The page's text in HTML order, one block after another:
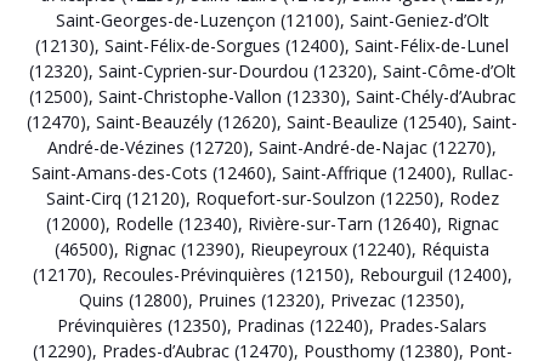
Saint-Georges-de-Luzençon (12100), Saint-Geniez-d’Olt
(12130), Saint-Félix-de-Sorgues (12400), Saint-Félix-de-Lunel
(12320), Saint-Cyprien-sur-Dourdou (12320), Saint-Côme-d’Olt
(12500), Saint-Christophe-Vallon (12330), Saint-Chély-d’Aubrac
(12470), Saint-Beauzély (12620), Saint-Beaulize (12540), Saint-
André-de-Vézines (12720), Saint-André-de-Najac (12270),
Saint-Amans-des-Cots (12460), Saint-Affrique (12400), Rullac-
Saint-Cirq (12120), Roquefort-sur-Soulzon (12250), Rodez
(12000), Rodelle (12340), Rivière-sur-Tarn (12640), Rignac
(46500), Rignac (12390), Rieupeyroux (12240), Réquista
(12170), Recoules-Prévinquières (12150), Rebourguil (12400),
Quins (12800), Pruines (12320), Privezac (12350),
Prévinquières (12350), Pradinas (12240), Prades-Salars
(12290), Prades-d’Aubrac (12470), Pousthomy (12380), Pont-